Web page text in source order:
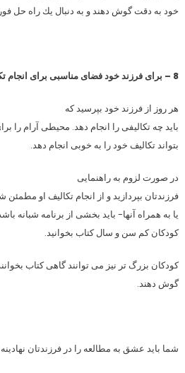
خود به دقت گوش دهند و به دنبال یك راه حل
8 – برای فرزند خود فضای مناسبی برای انجام تكالیف مدرسه فراهم كنید
هر روز از فرزند خود بپرسید كه
باید چه تكالیفی را انجام دهد. محیطی آرام را
بتواند تكالیف خود را به خوبی انجام دهد.
در صورت لزوم به راهنمایی
فرزندتان بپردازید و از انجام تكالیف او
یا به همراه آنها- باید بخشی از برنامه شبانه
كودكان كم سن و سال كتاب بخوانید.
كودكان بزرگ تر نیز می توانند گاهی كتاب
گوش دهند.
شما باید عشق به مطالعه را در فرزندتان نهادینه